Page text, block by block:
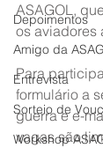
Depoimentos
Amigo da
Entrevista
Sorteio de
Workshop
ASAGOL,
os aviadores
Para
formulário a
guerra e e-
vagas são